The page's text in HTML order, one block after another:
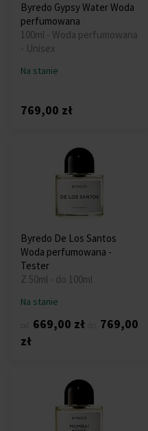
Byredo Gypsy Water Woda
perfumowana
100ml - Woda perfumowana
- Unisex
Na stanie
769,00 zł
Byredo De Los Santos
Woda perfumowana -
Tester
Z 50ml - do 100ml
Na stanie
669,00 zł
769,00
zł